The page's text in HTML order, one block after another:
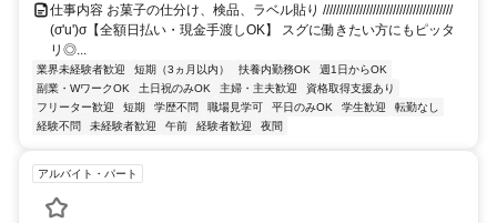
仕事内容 お菓子の仕分け、検品、ラベル貼り ///////////////////////////////////////
(σ'u')σ【全額日払い・現金手渡しOK】 スグに働きたい方にもピッタ
リ◎...
業界未経験者歓迎 短期（3ヵ月以内） 扶養内勤務OK
週1日からOK
副業・WワークOK
土日祝のみOK 主婦・主夫歓迎
資格取得支援あり
フリーター歓迎
短期 学歴不問 職場見学可 平日のみOK 学生歓迎
転勤なし
経験不問
未経験者歓迎 午前 経験者歓迎 夜間
アルバイト・パート